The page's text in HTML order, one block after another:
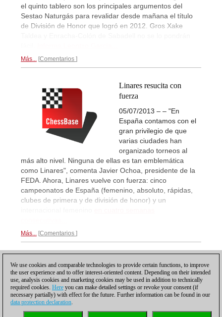
el quinto tablero son los principales argumentos del
Sestao Naturgás para revalidar desde mañana el título
de División de Honor que logró en 2012. Gros Xake
Más... Comentarios
Linares resucita con
fuerza
05/07/2013 – – "En
España contamos con el
gran privilegio de que
varias ciudades han
organizado torneos al
más alto nivel. Ninguna de ellas es tan emblemática
como Linares", comenta Javier Ochoa, presidente de la
FEDA. Ahora, Linares vuelve con fuerza: cinco
campeonatos de España (femenino, absoluto, rápidas,
clubes de primera y de división de honor) y un
Más... Comentarios
We use cookies and comparable technologies to provide certain functions, to improve
the user experience and to offer interest-oriented content. Depending on their intended
use, analysis cookies and marketing cookies may be used in addition to technically
required cookies. Here you can make detailed settings or revoke your consent (if
necessary partially) with effect for the future. Further information can be found in our
data protection declaration.